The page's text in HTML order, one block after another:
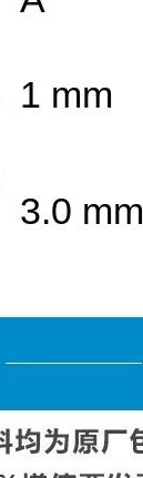
1 mm
3.0 mm